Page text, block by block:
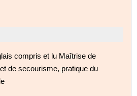
compris et lu Maîtrise de
de secourisme, pratique du